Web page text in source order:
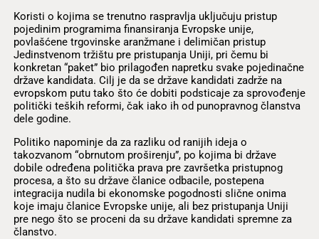
Koristi o kojima se trenutno raspravlja uključuju pristup
pojedinim programima finansiranja Evropske unije,
povlašćene trgovinske aranžmane i delimičan pristup
Jedinstvenom tržištu pre pristupanja Uniji, pri čemu bi
konkretan “paket” bio prilagođen napretku svake pojedinačne
države kandidata. Cilj je da se države kandidati zadrže na
evropskom putu tako što će dobiti podsticaje za sprovođenje
politički teških reformi, čak iako ih od punopravnog članstva
dele godine.
Politiko napominje da za razliku od ranijih ideja o
takozvanom “obrnutom proširenju”, po kojima bi države
dobile određena politička prava pre završetka pristupnog
procesa, a što su države članice odbacile, postepena
integracija nudila bi ekonomske pogodnosti slične onima
koje imaju članice Evropske unije, ali bez pristupanja Uniji
pre nego što se proceni da su države kandidati spremne za
članstvo.